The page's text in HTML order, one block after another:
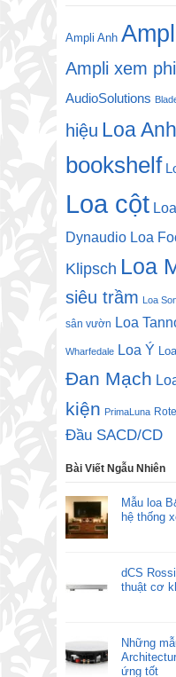
Ampli Anh
Ampli xem
AudioSolutions
hiệu Loa Anh
bookshelf
Loa cột
Dynaudio Loa
Klipsch Loa
siêu trầm Loa
sân vườn Loa
Wharfedale Loa Ý
Đan Mạch
kiện PrimaLuna Rotel
Đầu SACD/CD
Bài Viết Ngẫu Nhiên
Mẫu loa
hệ thống
dCS
thuật cơ
Những
ứng tốt